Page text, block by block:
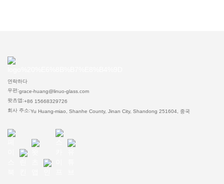
연락하다
우편:grace-huang@linuo-glass.com
왓츠앱:+86 15668329726
회사 주소:Yu Huang-miao, Shanhe County, Jinan City, Shandong 251604, 중국